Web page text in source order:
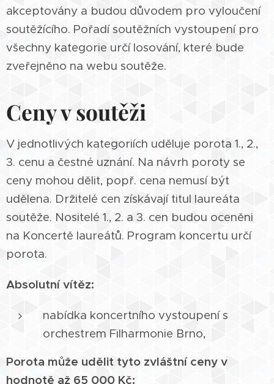
akceptovány a budou důvodem pro vyloučení
soutěžícího. Pořadí soutěžních vystoupení pro
všechny kategorie určí losování, které bude
zveřejněno na webu soutěže.
Ceny v soutěži
V jednotlivých kategoriích uděluje porota 1., 2.,
3. cenu a čestné uznání. Na návrh poroty se
ceny mohou dělit, popř. cena nemusí být
udělena. Držitelé cen získávají titul laureáta
soutěže. Nositelé 1., 2. a 3. cen budou oceněni
na Koncertě laureátů. Program koncertu určí
porota.
Absolutní vítěz:
nabídka koncertního vystoupení s
orchestrem Filharmonie Brno,
Porota může udělit tyto zvláštní ceny v
hodnotě až 65 000 Kč: